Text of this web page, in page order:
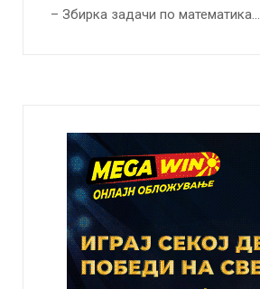
– Збирка задачи по математика…